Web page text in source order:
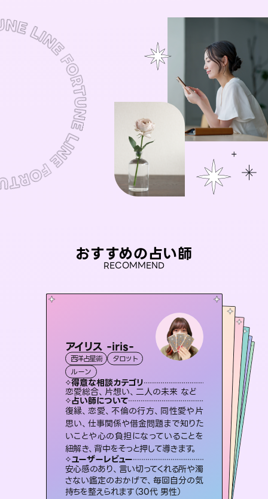
おすすめの占い師
RECOMMEND
アイリス -iris-
西洋占星術
タロット
ルーン
得意な相談カテゴリ
恋愛総合、片想い、二人の未来 など
占い師について
復縁、恋愛、不倫の行方、同性愛や片
思い、仕事関係や借金問題まで知りた
いことや心の負担になっていることを
紐解き、背中をそっと押して導きます。
ユーザーレビュー
安心感のあり、言い切ってくれる所や濁
さない鑑定のおかげで、毎回自分の気
持ちを整えられます（30代 男性）
おう 霊感オラクル
霊視・オーラ
オラクルカード
得意な相談カテゴリ
恋愛総合、あの人の気持ち など
占い師について
霊視×オラクルカードを使って「今」と
「未来」そして「気になるあの人の気持
ち」まで丁寧に読み解き、恋や人生のヒ
ントを優しく引き出します。
ユーザーレビュー
不安な気持ちが嘘みたいに晴れまし
た…！よく視えていらっしゃるんだなと
感じました（40代 女性）
桃源珠羽（ とうげんみう）
霊視・オーラ
スピリチュアル・リーディング
得意な相談カテゴリ
片想い、あの人の気持ち、復縁 など
占い師について
恋愛のお悩みの中でも特に「曖昧な関
係」の相談を得意としており、友達以上
恋人未満なお相手との今後や本音を丁
寧に読み解き恋愛成就へと導きます。
ユーザーレビュー
鑑定していただいてアドバイス通りに行
動すると仲が復活してきました。ありが
とうございました（40代 女性）
彗望（ すいぼう
霊視・オーラ
スピリチュアル・リーディング
得意な相談カテゴリ
片想い、あの人の気持ち、復縁 など
占い師について
3,700年以上の歴史を持つ東洋最古の占術「易占」で詳細まで占い、幸せへ向かう道筋を示します。厳しい結果にも具体的な対策をお伝えします。
ユーザーレビュー
複雑な背景もしっかり聞いて鑑定して
いただけました。気持ちが楽になりまし
た（50代 女性）
未来視師＊花
スピリチュアル・リーディング
得意な相談カテゴリ
出逢い、片想い、復縁 など
占い師について
未来には何パターンもの選択肢があり
ます。不安で視えにくくなっているあな
たの素敵な未来を見つけ、その未来を
選択できるようアドバイスします。
ユーザーレビュー
職場の人の性質や人間関係、本心など
本当によく視えていてびっくり。対策が
打てて前向きになれます（40代）
セラピスト理恵
霊視・オーラ タロット
スピリチュアル・リーディング
得意な相談カテゴリ
片想い、二人の未来、年の差 など
占い師について
連絡再開、復縁、成就などの報告実績
多数。セラピストとして2万超の施術経
験があるからこそできる鑑定で、より良
い未来をサポートします。
ユーザーレビュー
とても心温まる鑑定でした。しかもこち
らは何も言っていないのに視えていらっ
しゃるんだなと驚きです（30代女性）